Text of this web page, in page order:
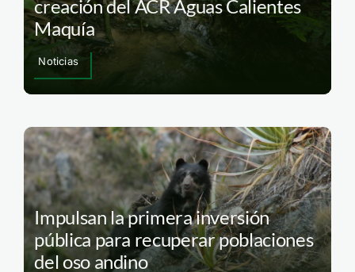
creación del ACR Aguas Calientes
Maquía
Noticias
Impulsan la primera inversión
pública para recuperar poblaciones
del oso andino